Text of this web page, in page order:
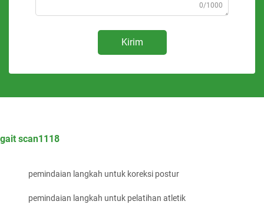
0/1000
Kirim
gait scan1118
pemindaian langkah untuk koreksi postur
pemindaian langkah untuk pelatihan atletik